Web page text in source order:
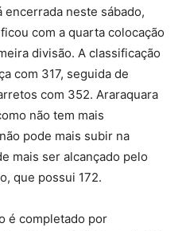
encerrada neste sábado,
com a quarta colocação
divisão. A classificação
com 317, seguida de
com 352. Araraquara
não tem mais
pode mais subir na
mais ser alcançado pelo
que possui 172.
é completado por